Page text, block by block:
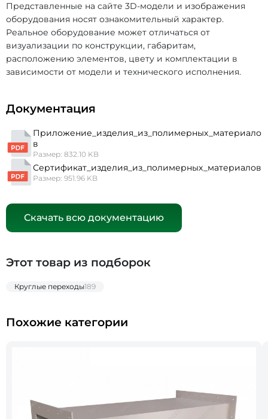
Представленные на сайте 3D-модели и изображения
оборудования носят ознакомительный характер.
Реальное оборудование может отличаться от
визуализации по конструкции, габаритам,
расположению элементов, цвету и комплектации в
зависимости от модели и технического исполнения.
Документация
Приложение_изделия_из_полимерных_материало
в
Размер: 832.10 KB
Сертификат_изделия_из_полимерных_материалов
Размер: 951.96 KB
Скачать всю документацию
Этот товар из подборок
Круглые переходы189
Похожие категории